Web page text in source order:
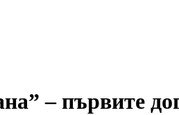
– първите